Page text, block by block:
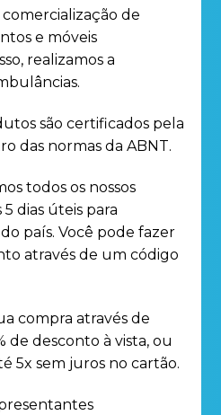
de
e móveis
realizamos a
são certificados pela
das normas da ABNT.
todos os nossos
dias úteis para
país. Você pode fazer
através de um código
compra através de
de desconto à vista, ou
5x sem juros no cartão.